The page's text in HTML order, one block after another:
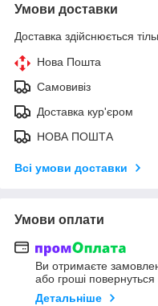
Умови доставки
Доставка здійснюється
Нова Пошта
Самовивіз
Доставка кур'єром
НОВА ПОШТА
Всі умови доставки
Умови оплати
Ви отримаєте
або гроші
Детальніше